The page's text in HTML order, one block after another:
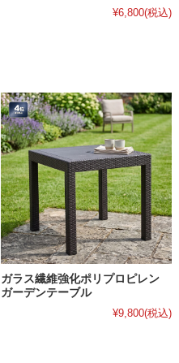
¥6,800(税込)
ガラス繊維強化ポリプロピレン
ガーデンテーブル
¥9,800(税込)